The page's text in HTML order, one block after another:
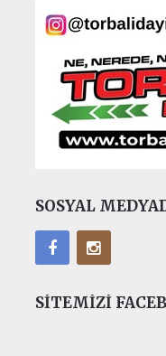
SOSYAL
SITEMIZI